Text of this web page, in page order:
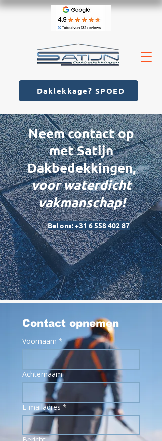
Daklekkage? SPOED
Neem contact op
met Satijn
Dakbedekkingen,
voor waterdicht
vakmanschap!
Bel ons: +31 6 558 402 87
Contact opnemen
Voornaam *
Achternaam
E-mailadres *